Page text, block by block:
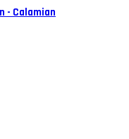
- Calamian